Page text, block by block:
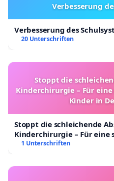
Verbesserung
Verbesserung des
20 Unterschriften
Stoppt die
Kinderchirurgie – Für
Kinder in
Stoppt die schleichende
Kinderchirurgie – Für eine
Kinder in Deutschland
1 Unterschriften